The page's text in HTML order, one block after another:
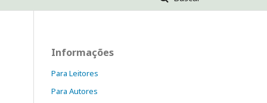
Informações
Para Leitores
Para Autores